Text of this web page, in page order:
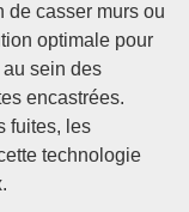
de casser murs ou
optimale pour
au sein des
encastrées.
fuites, les
technologie